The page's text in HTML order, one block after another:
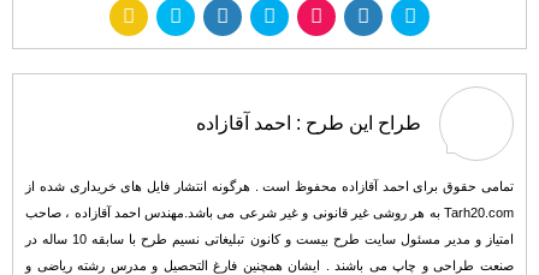
طراح این طرح : احمد آقازاده
تمامی حقوق برای احمد آقازاده محفوظ است . هرگونه انتشار فایل های خریداری شده از
Tarh20.com به هر روشی غیر قانونی و غیر شرعی می باشد.مهندس احمد آقازاده ، صاحب
امتیاز و مدیر مسئول سایت طرح بیست و کانون تبلیغاتی نسیم طرح با سابقه 10 ساله در
صنعت طراحی و چاپ می باشند . ایشان همچنین فارغ التحصیل و مدرس رشته ریاضی و